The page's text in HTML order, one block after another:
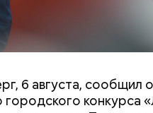
6 августа, сообщил о
конкурса